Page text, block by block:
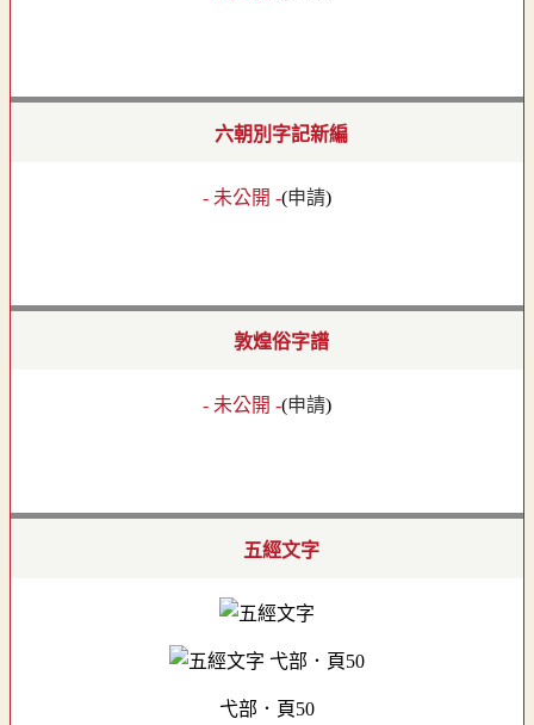
六朝別字記新編
- 未公開 -(申請)
敦煌俗字譜
- 未公開 -(申請)
五經文字
弋部．頁50